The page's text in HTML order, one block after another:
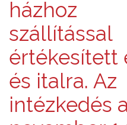
házhoz
szállítással
értékesített
és italra. Az
intézkedés a